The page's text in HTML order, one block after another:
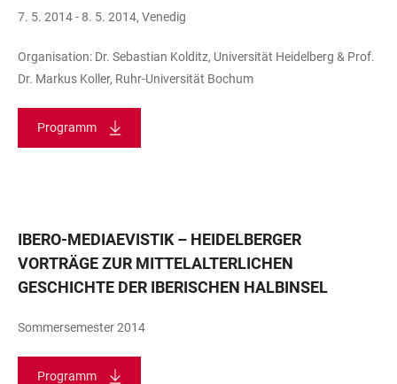
7. 5. 2014 - 8. 5. 2014, Venedig
Organisation: Dr. Sebastian Kolditz, Universität Heidelberg & Prof.
Dr. Markus Koller, Ruhr-Universität Bochum
Programm
IBERO-MEDIAEVISTIK – HEIDELBERGER
VORTRÄGE ZUR MITTELALTERLICHEN
GESCHICHTE DER IBERISCHEN HALBINSEL
Sommersemester 2014
Programm